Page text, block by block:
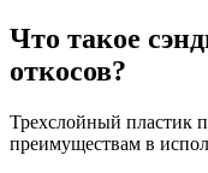
Что такое
откосов?
Трехслойный пластик
преимуществам в